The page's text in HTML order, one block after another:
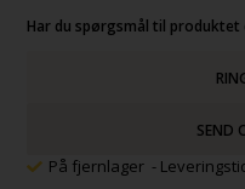
Har du spørgsmål til
SEND
På fjernlager -